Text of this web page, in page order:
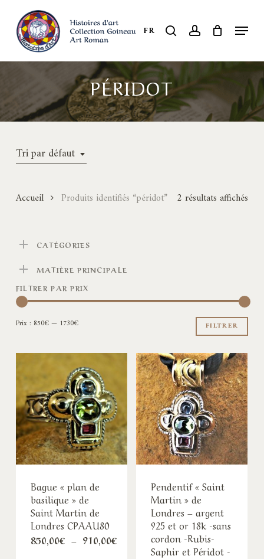
main
content
FR search account Menu
PÉRIDOT
Tri par défaut
2 résultats affichés
Accueil Produits identifiés “péridot”
CATÉGORIES
MATIÈRE PRINCIPALE
FILTRER PAR PRIX
FILTRER
Prix : 850€— 1730€
Bague « plan de
basilique » de
Saint Martin de
Londres CPAAU80
850,00€ – 910,00€Plage
de
Pendentif « Saint
Martin » de
Londres – argent
925 et or 18k -sans
cordon -Rubis-
Saphir et Péridot -
Close